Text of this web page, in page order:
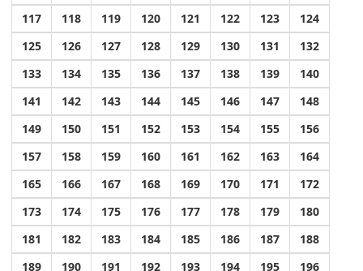
117
118 119 120 121 122 123
124
125
126 127 128 129 130 131
132
133
134 135 136 137 138 139
140
141
142 143 144 145 146 147
148
149
150 151 152 153 154 155
156
157
158 159 160 161 162 163
164
165
166 167 168 169 170 171
172
173
174 175 176 177 178 179
180
181
182 183 184 185 186 187
188
189
190 191 192 193 194 195 196